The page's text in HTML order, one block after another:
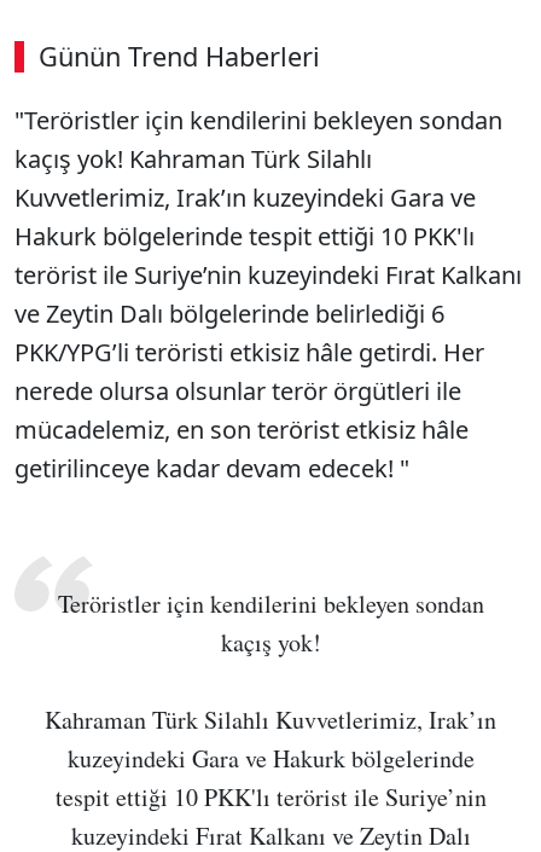
Günün Trend Haberleri
00:02 / 02:14
Sesi Aç
"Teröristler için kendilerini bekleyen sondan
kaçış yok! Kahraman Türk Silahlı
Kuvvetlerimiz, Irak’ın kuzeyindeki Gara ve
Hakurk bölgelerinde tespit ettiği 10 PKK'lı
terörist ile Suriye’nin kuzeyindeki Fırat Kalkanı
ve Zeytin Dalı bölgelerinde belirlediği 6
PKK/YPG’li teröristi etkisiz hâle getirdi. Her
nerede olursa olsunlar terör örgütleri ile
mücadelemiz, en son terörist etkisiz hâle
getirilinceye kadar devam edecek! "
Teröristler için kendilerini bekleyen sondan
kaçış yok!
Kahraman Türk Silahlı Kuvvetlerimiz, Irak’ın
kuzeyindeki Gara ve Hakurk bölgelerinde
tespit ettiği 10 PKK'lı terörist ile Suriye’nin
kuzeyindeki Fırat Kalkanı ve Zeytin Dalı